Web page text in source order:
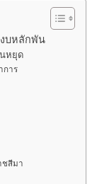
งบหลักพัน
หยุด
การ
ชสีมา